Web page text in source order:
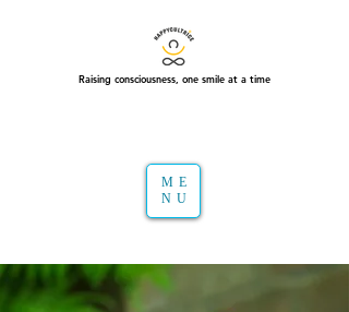
Raising consciousness, one smile at a time
ME
NU